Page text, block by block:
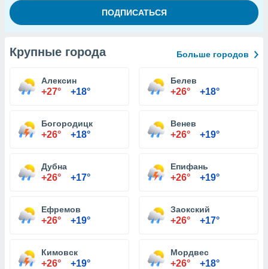
Крупные города Больше городов
Алексин
+27° +18°
Белев
+26° +18°
Богородицк
+26° +18°
Венев
+26° +19°
Дубна
+26° +17°
Епифань
+26° +19°
Ефремов
+26° +19°
Заокский
+26° +17°
Кимовск
+26° +19°
Мордвес
+26° +18°